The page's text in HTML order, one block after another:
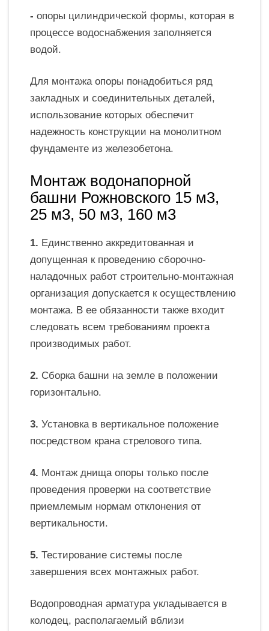
- опоры цилиндрической формы, которая в
процессе водоснабжения заполняется
водой.
Для монтажа опоры понадобиться ряд
закладных и соединительных деталей,
использование которых обеспечит
надежность конструкции на монолитном
фундаменте из железобетона.
Монтаж водонапорной
башни Рожновского 15 м3,
25 м3, 50 м3, 160 м3
1. Единственно аккредитованная и
допущенная к проведению сборочно-
наладочных работ строительно-монтажная
организация допускается к осуществлению
монтажа. В ее обязанности также входит
следовать всем требованиям проекта
производимых работ.
2. Сборка башни на земле в положении
горизонтально.
3. Установка в вертикальное положение
посредством крана стрелового типа.
4. Монтаж днища опоры только после
проведения проверки на соответствие
приемлемым нормам отклонения от
вертикальности.
5. Тестирование системы после
завершения всех монтажных работ.
Водопроводная арматура укладывается в
колодец, располагаемый вблизи